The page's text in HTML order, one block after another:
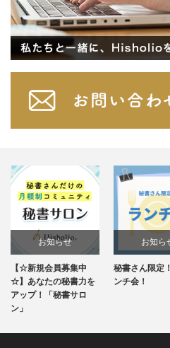
お知らせ
秘書さん限定！週末ラ
ンチ会！
お知ら
Hisholioキャ
プスクール